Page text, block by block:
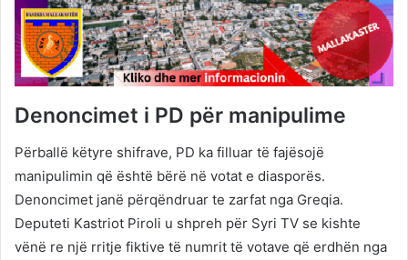
Denoncimet i PD për manipulime
Përballë këtyre shifrave, PD ka filluar të fajësojë
manipulimin që është bërë në votat e diasporës.
Denoncimet janë përqëndruar te zarfat nga Greqia.
Deputeti Kastriot Piroli u shpreh për Syri TV se kishte
vënë re një rritje fiktive të numrit të votave që erdhën nga